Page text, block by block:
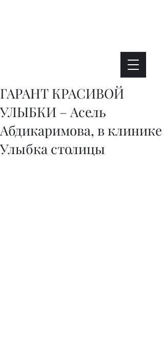
ГАРАНТ КРАСИВОЙ
УЛЫБКИ – Асель
Абдикаримова, в клинике
Улыбка столицы